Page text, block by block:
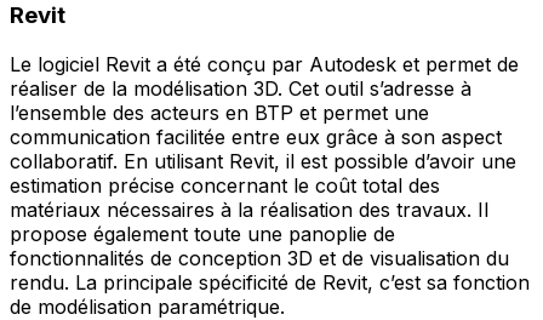
Revit
Le logiciel Revit a été conçu par Autodesk et permet de
réaliser de la modélisation 3D. Cet outil s’adresse à
l’ensemble des acteurs en BTP et permet une
communication facilitée entre eux grâce à son aspect
collaboratif. En utilisant Revit, il est possible d’avoir une
estimation précise concernant le coût total des
matériaux nécessaires à la réalisation des travaux. Il
propose également toute une panoplie de
fonctionnalités de conception 3D et de visualisation du
rendu. La principale spécificité de Revit, c’est sa fonction
de modélisation paramétrique.